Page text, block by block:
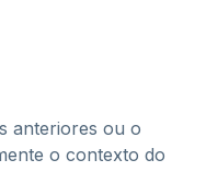
anteriores ou o
o contexto do